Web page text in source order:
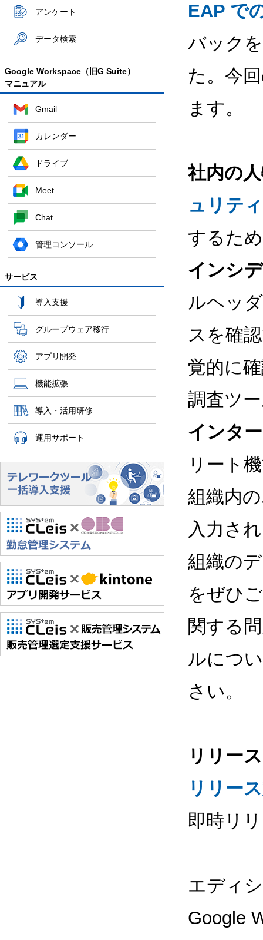
アンケート
データ検索
Google Workspace（旧G Suite）
マニュアル
Gmail
カレンダー
ドライブ
Meet
Chat
管理コンソール
サービス
導入支援
グループウェア移行
アプリ開発
機能拡張
導入・活用研修
運用サポート
EAP で
バック
た。今
ます。
社内の
ュリティ
するた
インシ
ルヘッ
スを確
覚的に
調査ツ
インタ
リート
組織内
入力さ
組織の
をぜひ
関する
ルにつ
さい。
リリー
リリー
即時リ
エディ
Google